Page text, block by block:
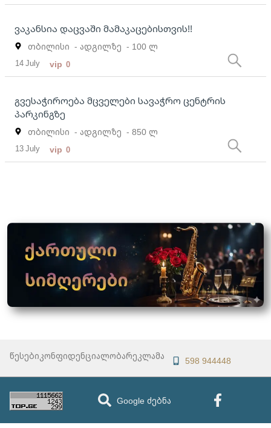
ვაკანსია დაცვაში მამაკაცებისთვის!!
თბილისი - ადგილზე - 100 ლ
14 July vip 0
გვესაჭიროება მცველები სავაჭრო ცენტრის
პარკინგზე
თბილისი - ადგილზე - 850 ლ
13 July vip 0
წესებიკონფიდენციალობარეკლამა 598 944448
Google ძებნა